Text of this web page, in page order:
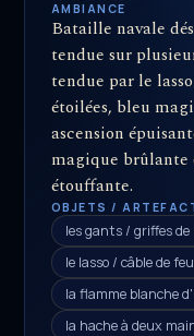
AMBIANCE
Bataille navale
tendue sur
tendue par le
étoilées, bleu
ascension
magique brûlante
étouffante.
OBJETS /
les gants / griffes
le lasso / câble de
la flamme blanche
la hache à deux